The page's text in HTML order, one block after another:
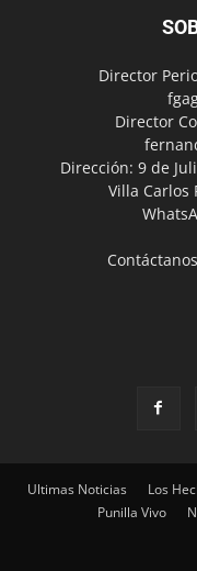
Director
Director
Dirección: 9 de
Villa Carlos
Ultimas Noticias Los
Punilla Vivo